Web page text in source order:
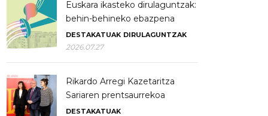
Euskara ikasteko dirulaguntzak:
behin-behineko ebazpena
DESTAKATUAK DIRULAGUNTZAK
2026.07.27
Rikardo Arregi Kazetaritza
Sariaren prentsaurrekoa
DESTAKATUAK